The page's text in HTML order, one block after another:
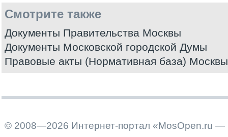
Смотрите также
Документы Правительства Москвы
Документы Московской городской Думы
Правовые акты (Нормативная база) Москвы
© 2008—2026 Интернет-портал «MosOpen.ru —